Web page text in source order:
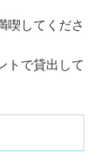
喫してくださ
トで貸出して